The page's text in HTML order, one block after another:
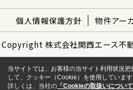
個人情報保護方針 物件アー
Copyright 株式会社関西エース不
当サイトでは、お客様の当サイト利用状況
して、クッキー（Cookie）を使用しています
詳しくは、当社の 「Cookieの取扱いについて